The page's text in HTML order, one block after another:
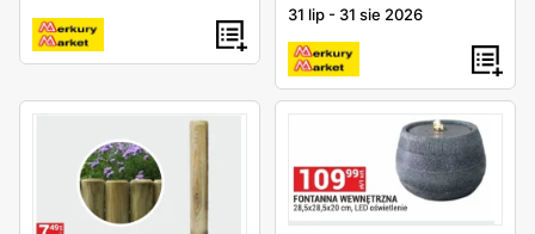
31 lip - 31 sie 2026